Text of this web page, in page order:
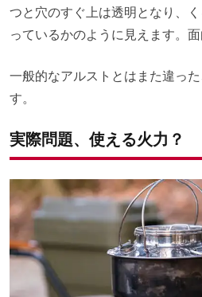
つと穴のすぐ上は透明となり、
っているかのように見えます。面
一般的なアルストとはまた違った
す。
実際問題、使える火力？